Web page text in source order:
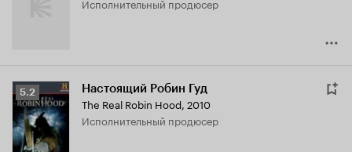
исполнительный продюсер
Рейтинг
Кинопоиска
5.2
5.2 Настоящий Робин Гуд
The Real Robin Hood, 2010
исполнительный продюсер